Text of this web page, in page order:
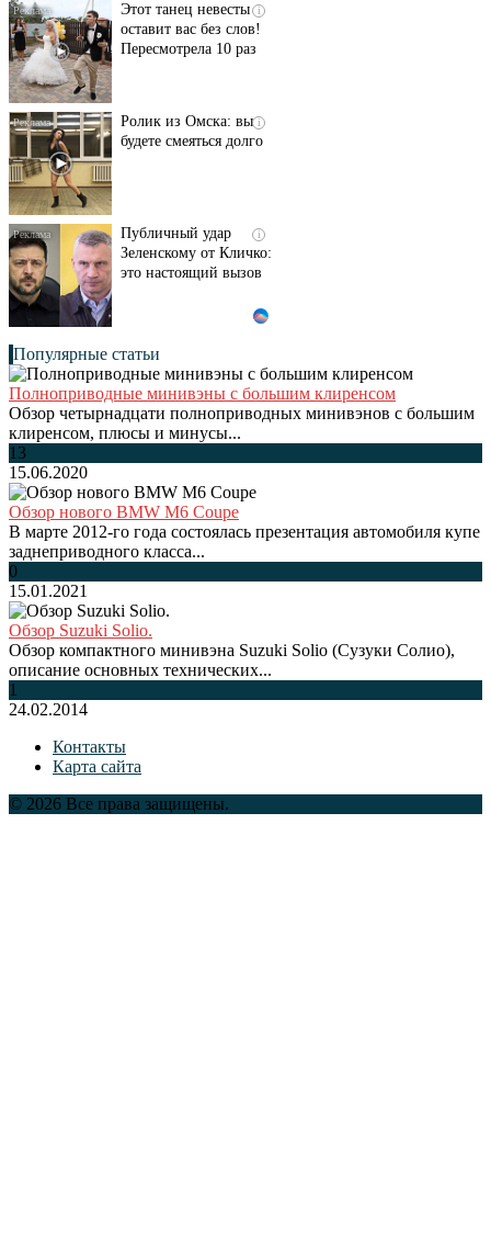
i
Этот танец невесты
оставит вас без слов!
Пересмотрела 10 раз
i
Ролик из Омска: вы
будете смеяться долго
i
Публичный удар
Зеленскому от Кличко:
это настоящий вызов
Популярные статьи
Полноприводные минивэны с большим клиренсом
Обзор четырнадцати полноприводных минивэнов с большим
клиренсом, плюсы и минусы...
13
15.06.2020
Обзор нового BMW M6 Coupe
В марте 2012-го года состоялась презентация автомобиля купе
заднеприводного класса...
0
15.01.2021
Обзор Suzuki Solio.
Обзор компактного минивэна Suzuki Solio (Сузуки Солио),
описание основных технических...
1
24.02.2014
Контакты
Карта сайта
© 2026 Все права защищены.